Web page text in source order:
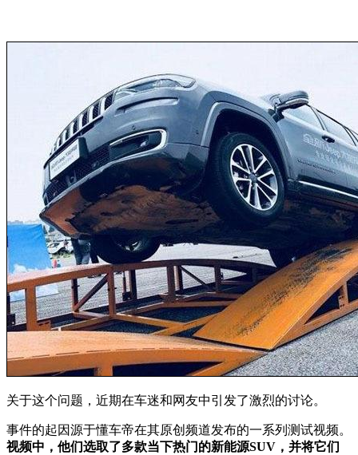
关于这个问题，近期在车迷和网友中引发了激烈的讨论。
事件的起因源于懂车帝在其原创频道发布的一系列测试视频。
视频中，他们选取了多款当下热门的新能源SUV，并将它们